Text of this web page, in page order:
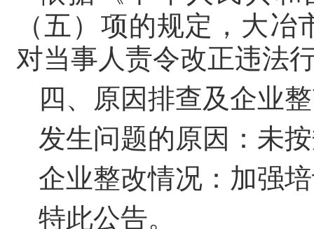
（五）项的规定，大
对当事人责令改正违法
四、原因排查及企业
发生问题的原因：未
企业整改情况：加强
特此公告。